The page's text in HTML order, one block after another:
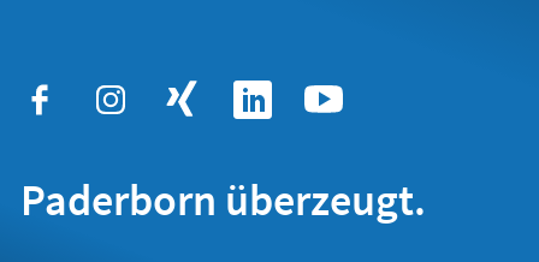
Paderborn überzeugt.